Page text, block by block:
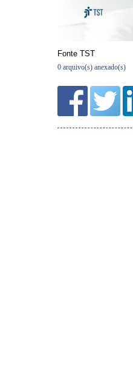
0 arquivo(s) anexado(s)